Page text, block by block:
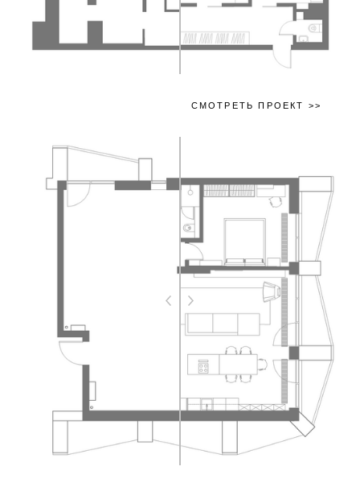
СМОТРЕТЬ ПРОЕКТ >>